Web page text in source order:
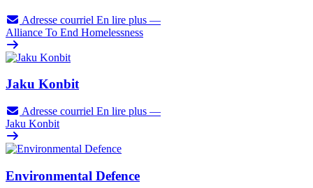
Adresse courriel En lire plus —
Alliance To End Homelessness
Jaku Konbit
Adresse courriel En lire plus —
Jaku Konbit
Environmental Defence